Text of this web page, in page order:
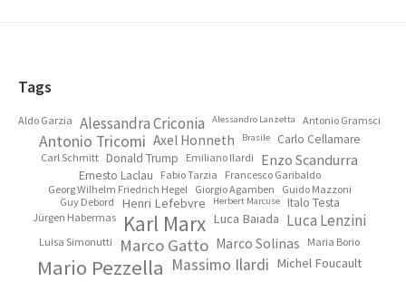
Footer
Tags
Aldo Garzia Alessandra Criconia Alessandro Lanzetta Antonio Gramsci
Antonio Tricomi Axel Honneth Brasile Carlo Cellamare
Carl Schmitt Donald Trump Emiliano Ilardi Enzo Scandurra
Ernesto Laclau Fabio Tarzia
Francesco Garibaldo
Georg Wilhelm Friedrich Hegel
Giorgio Agamben
Guido Mazzoni
Guy Debord
Henri Lefebvre Herbert Marcuse Italo Testa
Jürgen Habermas Karl Marx Luca Baiada Luca Lenzini
Luisa Simonutti Marco Gatto Marco Solinas Maria Borio
Mario Pezzella Massimo Ilardi Michel Foucault